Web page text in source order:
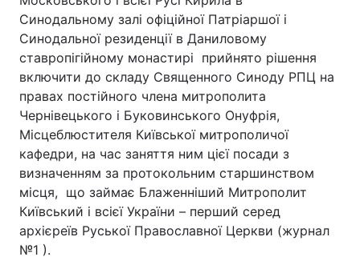
Синодальному залі офіційної Патріаршої і
Синодальної резиденції в Даниловому
ставропігійному монастирі прийнято рішення
включити до складу Священного Синоду РПЦ на
правах постійного члена митрополита
Чернівецького і Буковинського Онуфрія,
Місцеблюстителя Київської митрополичої
кафедри, на час заняття ним цієї посади з
визначенням за протокольним старшинством
місця, що займає Блаженніший Митрополит
Київський і всієї України – перший серед
архієреїв Руської Православної Церкви (журнал
№1 ).